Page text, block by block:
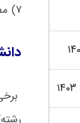
۷) مطالعات فرش